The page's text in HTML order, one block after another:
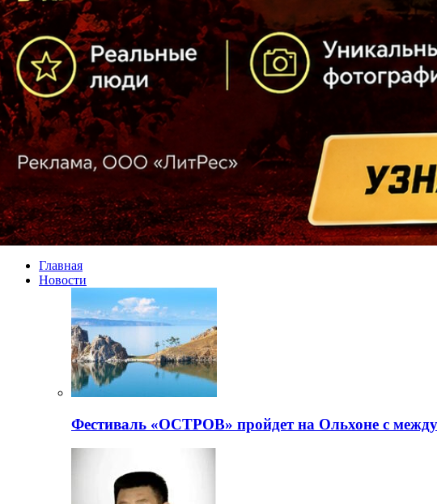
Главная
Новости
Фестиваль «ОСТРОВ» пройдет на Ольхоне с